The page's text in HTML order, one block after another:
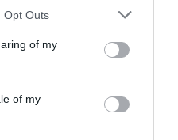
Opt Outs
of my
of my
в стоимость
Интернет-уголок
плату
отеля
Недавно отреставрирован